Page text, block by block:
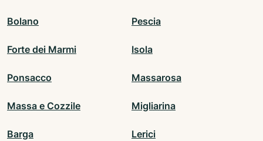
Bolano Pescia
Forte dei Marmi Isola
Ponsacco Massarosa
Massa e Cozzile Migliarina
Barga Lerici